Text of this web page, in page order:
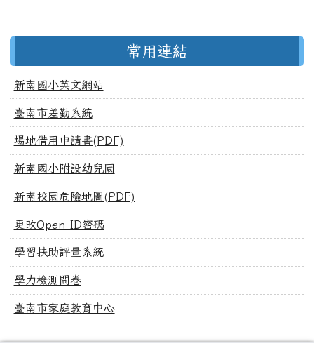
常用連結
新南國小英文網站
臺南市差勤系統
場地借用申請書(PDF)
新南國小附設幼兒園
新南校園危險地圖(PDF)
更改Open ID密碼
學習扶助評量系統
學力檢測問卷
臺南市家庭教育中心